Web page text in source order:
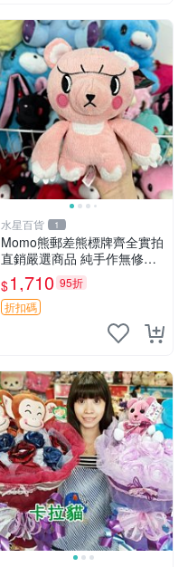
水星百貨 1
Momo熊郵差熊標牌齊全實拍
直銷嚴選商品 純手作無修圖
可收藏 郵差熊 Momo熊 標牌
商品
$1,710 95折
折扣碼